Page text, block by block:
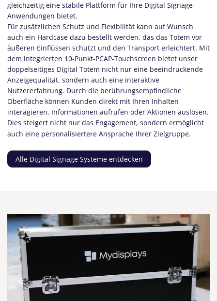
gleichzeitig eine stabile Plattform für Ihre Digital Signage-
Anwendungen bietet.
Für zusätzlichen Schutz und Flexibilität kann auf Wunsch
auch ein Hardcase dazu bestellt werden, das das Totem vor
äußeren Einflüssen schützt und den Transport erleichtert. Mit
dem integrierten 10-Punkt-PCAP-Touchscreen bietet unser
doppelseitiges Digital Totem nicht nur eine beeindruckende
Anzeigequalität, sondern auch eine interaktive
Nutzererfahrung. Durch die berührungsempfindliche
Oberfläche können Kunden direkt mit Ihren Inhalten
interagieren, Informationen aufrufen oder Aktionen auslösen.
Dies steigert nicht nur das Engagement, sondern ermöglicht
auch eine personalisiertere Ansprache Ihrer Zielgruppe.
Alle Digital Signage Systeme entdecken